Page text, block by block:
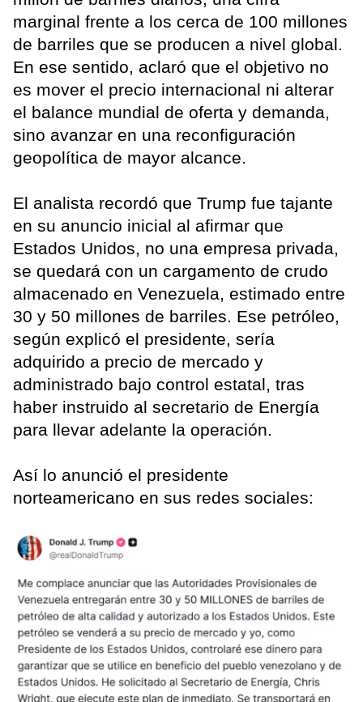
marginal frente a los cerca de 100 millones
de barriles que se producen a nivel global.
En ese sentido, aclaró que el objetivo no
es mover el precio internacional ni alterar
el balance mundial de oferta y demanda,
sino avanzar en una reconfiguración
geopolítica de mayor alcance.
El analista recordó que Trump fue tajante
en su anuncio inicial al afirmar que
Estados Unidos, no una empresa privada,
se quedará con un cargamento de crudo
almacenado en Venezuela, estimado entre
30 y 50 millones de barriles. Ese petróleo,
según explicó el presidente, sería
adquirido a precio de mercado y
administrado bajo control estatal, tras
haber instruido al secretario de Energía
para llevar adelante la operación.
Así lo anunció el presidente
norteamericano en sus redes sociales: